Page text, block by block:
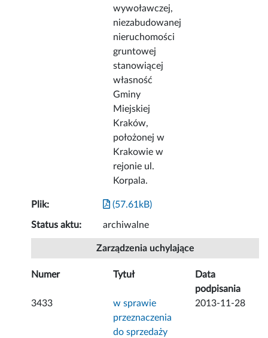
wywoławczej,
niezabudowanej
nieruchomości
gruntowej
stanowiącej
własność
Gminy
Miejskiej
Kraków,
położonej w
Krakowie w
rejonie ul.
Korpala.
Plik: (57.61kB)
Status aktu: archiwalne
Zarządzenia uchylające
Numer Tytuł
Data
podpisania
3433
w sprawie
przeznaczenia
do sprzedaży
2013-11-28